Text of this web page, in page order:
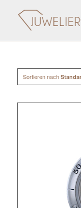
Sortieren nach